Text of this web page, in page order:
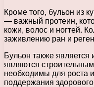
Кроме того, бульон из
— важный протеин,
кожи, волос и ногтей.
заживлению ран и
Бульон также является
являются
необходимы для роста
поддержания